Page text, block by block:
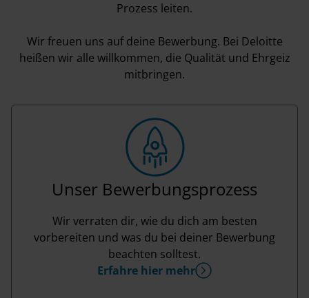
Prozess leiten.
Wir freuen uns auf deine Bewerbung. Bei Deloitte
heißen wir alle willkommen, die Qualität und Ehrgeiz
mitbringen.
Unser Bewerbungsprozess
Wir verraten dir, wie du dich am besten
vorbereiten und was du bei deiner Bewerbung
beachten solltest.
Erfahre hier mehr